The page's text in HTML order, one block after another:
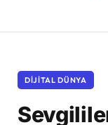
DIJITAL DÜNYA